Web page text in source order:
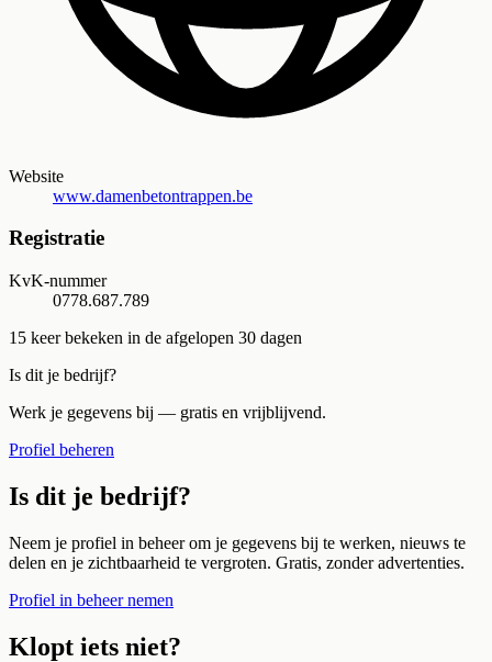
Website
www.damenbetontrappen.be
Registratie
KvK-nummer
0778.687.789
15 keer bekeken in de afgelopen 30 dagen
Is dit je bedrijf?
Werk je gegevens bij — gratis en vrijblijvend.
Profiel beheren
Is dit je bedrijf?
Neem je profiel in beheer om je gegevens bij te werken, nieuws te
delen en je zichtbaarheid te vergroten. Gratis, zonder advertenties.
Profiel in beheer nemen
Klopt iets niet?